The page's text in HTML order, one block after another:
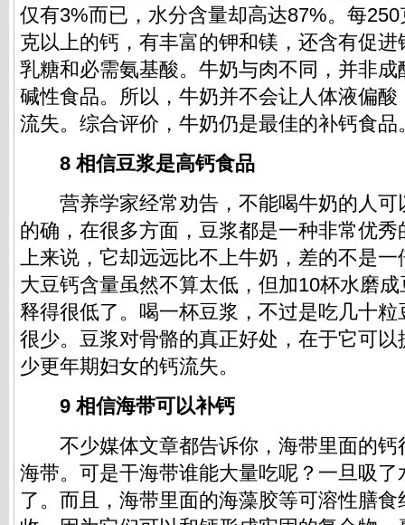
仅有3%而已，水分含量却高达87%。每
克以上的钙，有丰富的钾和镁，还含有促
乳糖和必需氨基酸。牛奶与肉不同，并非
碱性食品。所以，牛奶并不会让人体液偏
流失。综合评价，牛奶仍是最佳的补钙食品
8 相信豆浆是高钙食品
营养学家经常劝告，不能喝牛奶的人可
的确，在很多方面，豆浆都是一种非常优
上来说，它却远远比不上牛奶，差的不是
大豆钙含量虽然不算太低，但加10杯水磨
释得很低了。喝一杯豆浆，不过是吃几十
很少。豆浆对骨骼的真正好处，在于它可
少更年期妇女的钙流失。
9 相信海带可以补钙
不少媒体文章都告诉你，海带里面的
海带。可是干海带谁能大量吃呢？一旦吸
了。而且，海带里面的海藻胶等可溶性膳